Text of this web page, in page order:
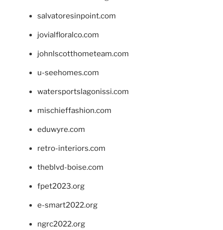
salvatoresinpoint.com
jovialfloralco.com
johnlscotthometeam.com
u-seehomes.com
watersportslagonissi.com
mischieffashion.com
eduwyre.com
retro-interiors.com
theblvd-boise.com
fpet2023.org
e-smart2022.org
ngrc2022.org